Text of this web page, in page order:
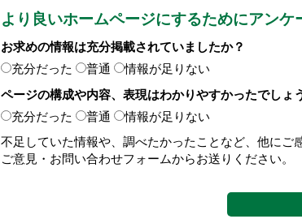
より良いホームページにするためにアンケ
お求めの情報は充分掲載されていましたか？
充分だった
普通
情報が足りない
ページの構成や内容、表現はわかりやすかったでしょ
充分だった
普通
情報が足りない
不足していた情報や、調べたかったことなど、他にご
ご意見・お問い合わせフォームからお送りください。